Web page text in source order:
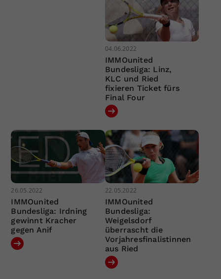
04.06.2022
IMMOunited
Bundesliga: Linz,
KLC und Ried
fixieren Ticket fürs
Final Four
26.05.2022
IMMOunited
Bundesliga: Irdning
gewinnt Kracher
gegen Anif
22.05.2022
IMMOunited
Bundesliga:
Weigelsdorf
überrascht die
Vorjahresfinalistinnen
aus Ried